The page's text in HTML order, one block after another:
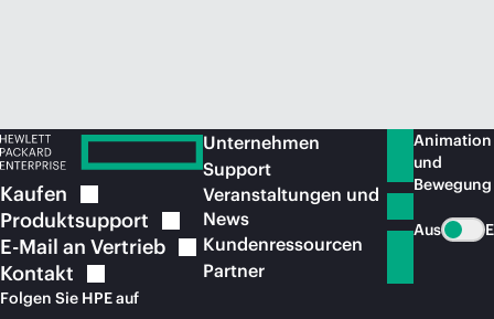
Kaufen
Produktsupport
E-Mail an Vertrieb
Kontakt
Folgen Sie HPE auf
Unternehmen
Support
Veranstaltungen und
News
Kundenressourcen
Partner
Animation
und
Bewegung
Aus